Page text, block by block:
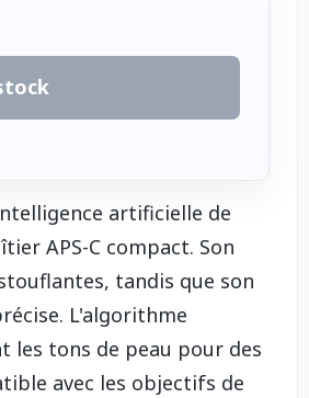
artificielle de
APS-C compact. Son
tandis que son
L'algorithme
tons de peau pour des
avec les objectifs de